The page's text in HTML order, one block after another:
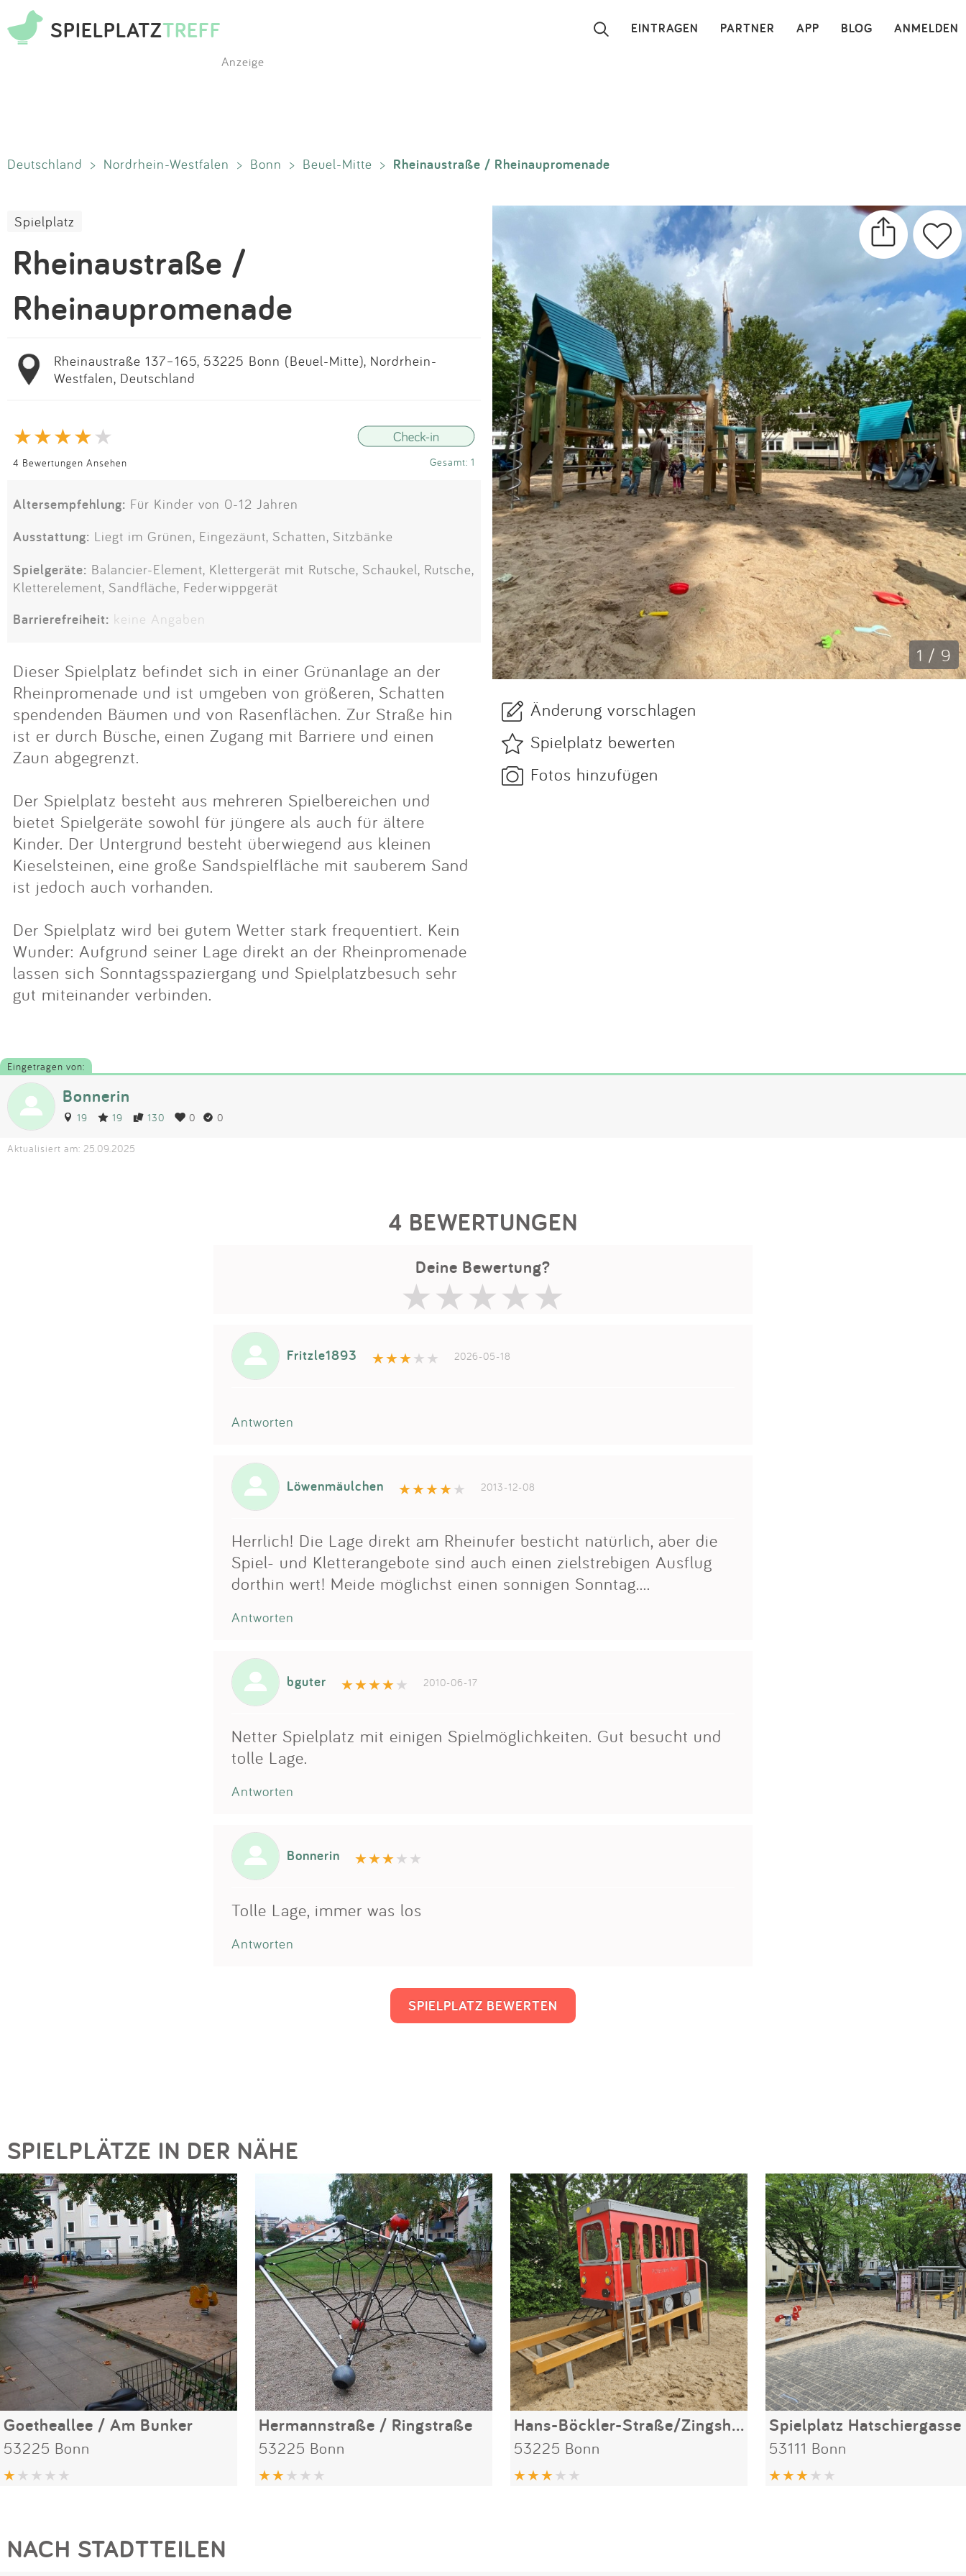
SPIELPLATZTREFF ANMELDEN
BLOG
APP
PARTNER
EINTRAGEN ×
App
Blog
Partner
Kontakt
Impressum
Anmelden
Anzeige
Deutschland > Nordrhein-Westfalen > Bonn > Beuel-Mitte > Rheinaustraße / Rheinaupromenade
Spielplatz
Rheinaustraße /
Rheinaupromenade
Rheinaustraße 137–165, 53225 Bonn (Beuel-Mitte), Nordrhein-
Westfalen, Deutschland
4 Bewertungen Ansehen Gesamt: 1
Altersempfehlung: Für Kinder von 0-12 Jahren
Ausstattung: Liegt im Grünen, Eingezäunt, Schatten, Sitzbänke
Spielgeräte: Balancier-Element, Klettergerät mit Rutsche, Schaukel, Rutsche,
Kletterelement, Sandfläche, Federwippgerät
Barrierefreiheit: keine Angaben
Dieser Spielplatz befindet sich in einer Grünanlage an der
Rheinpromenade und ist umgeben von größeren, Schatten
spendenden Bäumen und von Rasenflächen. Zur Straße hin
ist er durch Büsche, einen Zugang mit Barriere und einen
Zaun abgegrenzt.
Der Spielplatz besteht aus mehreren Spielbereichen und
bietet Spielgeräte sowohl für jüngere als auch für ältere
Kinder. Der Untergrund besteht überwiegend aus kleinen
Kieselsteinen, eine große Sandspielfläche mit sauberem Sand
ist jedoch auch vorhanden.
Der Spielplatz wird bei gutem Wetter stark frequentiert. Kein
Wunder: Aufgrund seiner Lage direkt an der Rheinpromenade
lassen sich Sonntagsspaziergang und Spielplatzbesuch sehr
gut miteinander verbinden.
1 / 9
Änderung vorschlagen
Spielplatz bewerten
Fotos hinzufügen
Eingetragen von:
Bonnerin
19 19 130 0 0
Aktualisiert am: 25.09.2025
4 BEWERTUNGEN
Deine Bewertung?
Fritzle1893 2026-05-18
Antworten
Löwenmäulchen 2013-12-08
Herrlich! Die Lage direkt am Rheinufer besticht natürlich, aber die
Spiel- und Kletterangebote sind auch einen zielstrebigen Ausflug
dorthin wert! Meide möglichst einen sonnigen Sonntag....
Antworten
bguter 2010-06-17
Netter Spielplatz mit einigen Spielmöglichkeiten. Gut besucht und
tolle Lage.
Antworten
Bonnerin
Tolle Lage, immer was los
Antworten
SPIELPLATZ BEWERTEN
SPIELPLÄTZE IN DER NÄHE
Goetheallee / Am Bunker
53225 Bonn
Hermannstraße / Ringstraße
53225 Bonn
Hans-Böckler-Straße/Zingsheimstraße
53225 Bonn
Spielplatz Hatschiergasse
53111 Bonn
NACH STADTTEILEN